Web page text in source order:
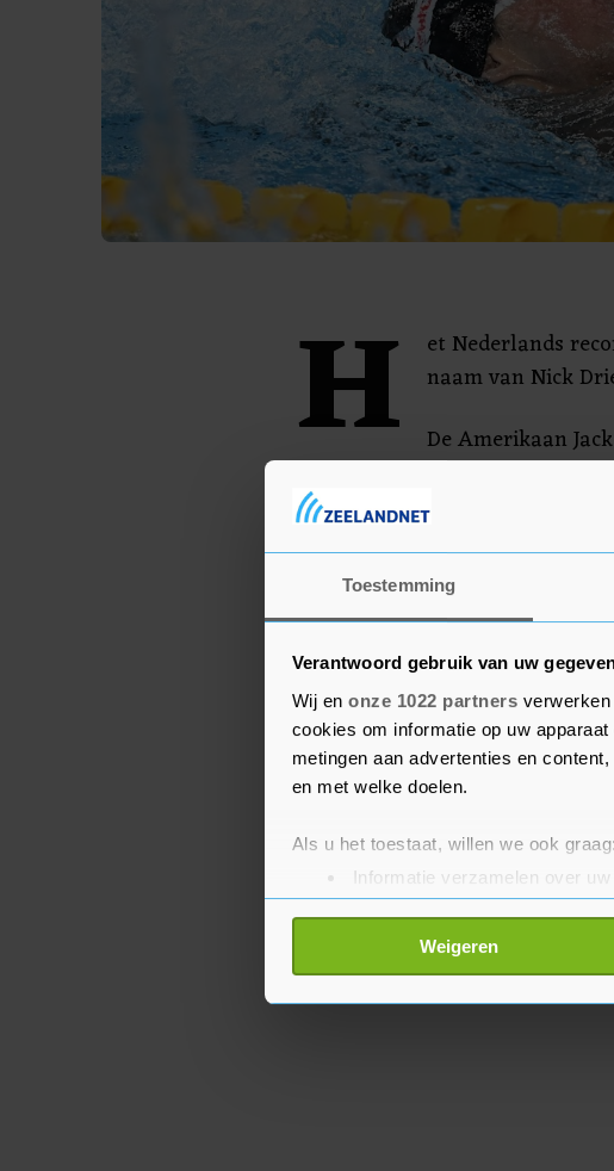
Toestemming
Verantwoord gebruik van uw
Wij en onze 1022 partners
cookies om informatie op uw
metingen aan advertenties en
en met welke doelen.
Als u het toestaat, willen we ook graag:
Informatie verzamelen over
Uw apparaat identificeren
Lees meer over hoe uw persoonlijke
toestemming op elk moment wijzigen
Weigeren
H
et Nederlands
naam van Nick
De Amerikaan
eerste voor de finale en lijkt
in Frans Baskenland
podiumplekken. "Ik ga heel
een finale komt kijken."